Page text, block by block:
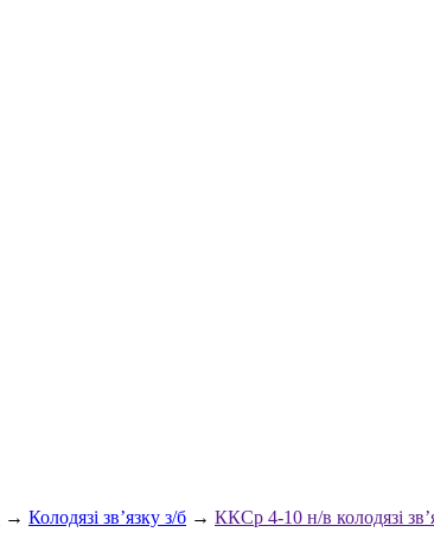
→ Колодязі зв’язку з/б → ККСр 4-10 н/в колодязі